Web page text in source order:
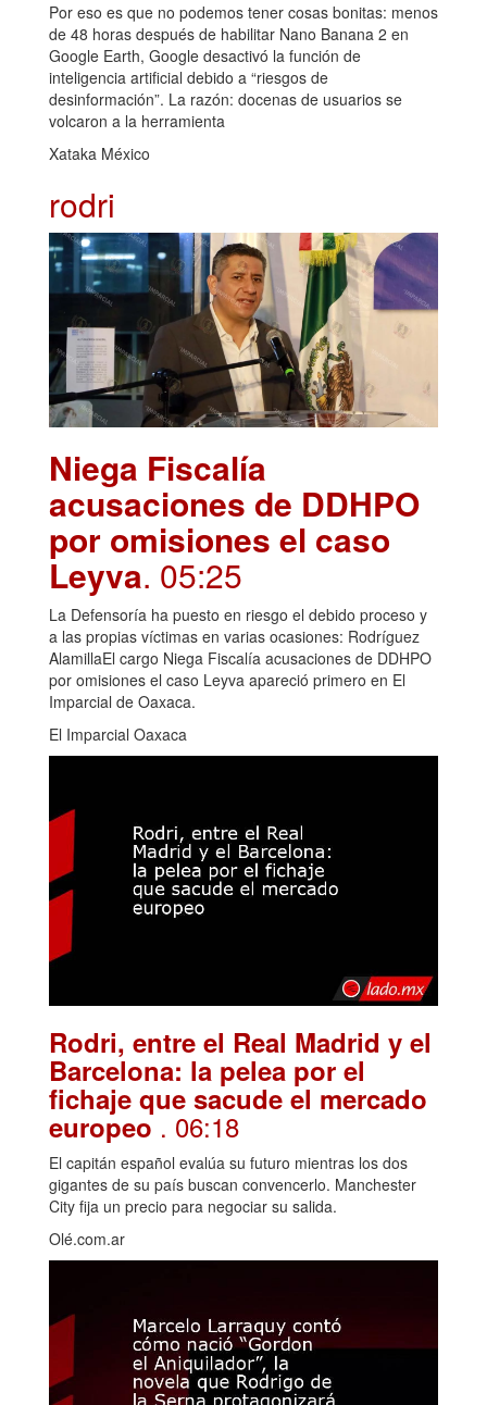
Por eso es que no podemos tener cosas bonitas: menos
de 48 horas después de habilitar Nano Banana 2 en
Google Earth, Google desactivó la función de
inteligencia artificial debido a “riesgos de
desinformación”. La razón: docenas de usuarios se
volcaron a la herramienta
Xataka México
rodri
Niega Fiscalía
acusaciones de DDHPO
por omisiones el caso
Leyva. 05:25
La Defensoría ha puesto en riesgo el debido proceso y
a las propias víctimas en varias ocasiones: Rodríguez
AlamillaEl cargo Niega Fiscalía acusaciones de DDHPO
por omisiones el caso Leyva apareció primero en El
Imparcial de Oaxaca.
El Imparcial Oaxaca
Rodri, entre el Real Madrid y el
Barcelona: la pelea por el
fichaje que sacude el mercado
europeo . 06:18
El capitán español evalúa su futuro mientras los dos
gigantes de su país buscan convencerlo. Manchester
City fija un precio para negociar su salida.
Olé.com.ar